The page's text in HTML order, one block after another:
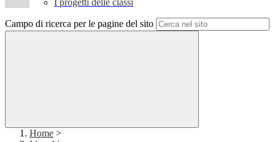
I progetti delle classi
Campo di ricerca per le pagine del sito
Home >